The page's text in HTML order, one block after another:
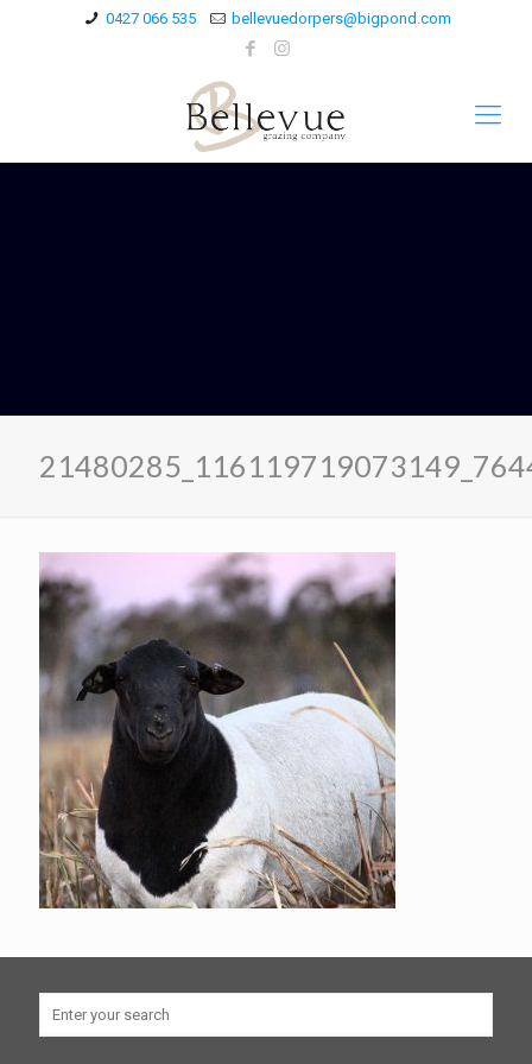
0427 066 535 bellevuedorpers@bigpond.com